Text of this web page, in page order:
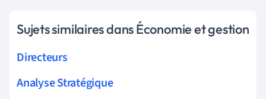
Sujets similaires dans Économie et gestion
Directeurs
Analyse Stratégique